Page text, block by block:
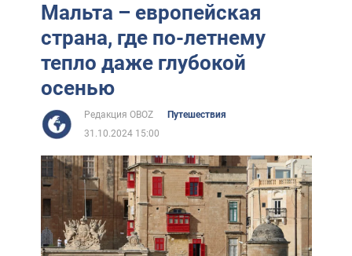
Мальта – европейская
страна, где по-летнему
тепло даже глубокой
осенью
Редакция OBOZ
Путешествия
31.10.2024 15:00